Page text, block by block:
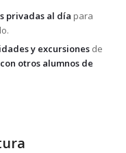
privadas al día para
y excursionesde
con otros alumnos de